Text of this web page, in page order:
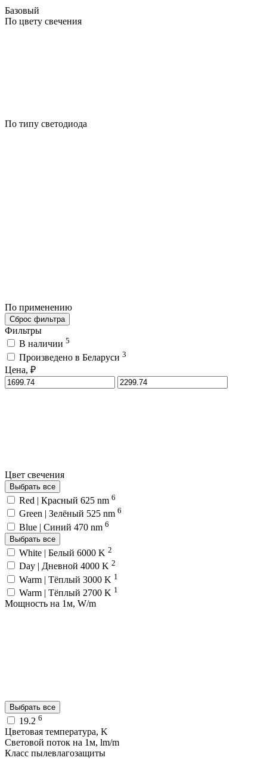
Базовый
По цвету свечения
По типу светодиода
По применению
Сброс фильтра
Фильтры
В наличии 5
Произведено в Беларуси 3
Цена, ₽
Цвет свечения
Выбрать все
Red | Красный 625 nm 6
Green | Зелёный 525 nm 6
Blue | Синий 470 nm 6
Выбрать все
White | Белый 6000 K 2
Day | Дневной 4000 K 2
Warm | Тёплый 3000 K 1
Warm | Тёплый 2700 K 1
Мощность на 1м, W/m
Выбрать все
19.2 6
Цветовая температура, K
Световой поток на 1м, lm/m
Класс пылевлагозащиты